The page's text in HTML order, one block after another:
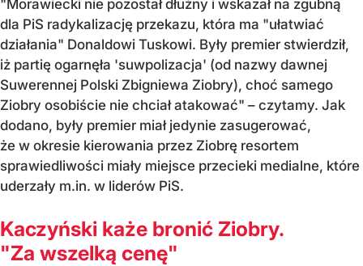
"Morawiecki nie pozostał dłużny i wskazał na zgubną
dla PiS radykalizację przekazu, która ma "ułatwiać
działania" Donaldowi Tuskowi. Były premier stwierdził,
iż partię ogarnęła 'suwpolizacja' (od nazwy dawnej
Suwerennej Polski Zbigniewa Ziobry), choć samego
Ziobry osobiście nie chciał atakować" – czytamy. Jak
dodano, były premier miał jedynie zasugerować,
że w okresie kierowania przez Ziobrę resortem
sprawiedliwości miały miejsce przecieki medialne, które
uderzały m.in. w liderów PiS.
Kaczyński każe bronić Ziobry.
"Za wszelką cenę"